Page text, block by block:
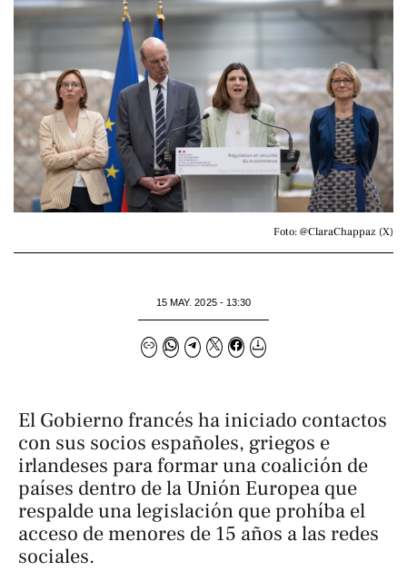
Foto: @ClaraChappaz (X)
15 MAY. 2025 - 13:30
El Gobierno francés ha iniciado contactos
con sus socios españoles, griegos e
irlandeses para formar una coalición de
países dentro de la Unión Europea que
respalde una legislación que prohíba el
acceso de menores de 15 años a las redes
sociales.